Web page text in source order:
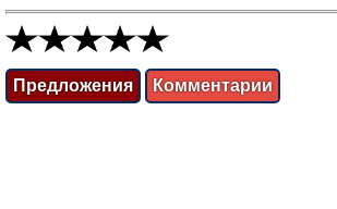
Предложения Комментарии